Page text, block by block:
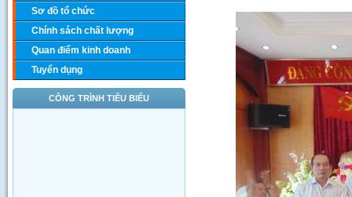
Sơ đồ tổ chức
Chính sách chất lượng
Quan điểm kinh doanh
Tuyển dụng
CÔNG TRÌNH TIÊU BIỂU